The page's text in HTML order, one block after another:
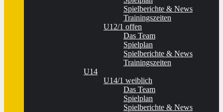
Spielberichte & News
Trainingszeiten
U12/1 offen
Das Team
Spielplan
Spielberichte & News
Trainingszeiten
U14
U14/1 weiblich
Das Team
Spielplan
Spielberichte & News